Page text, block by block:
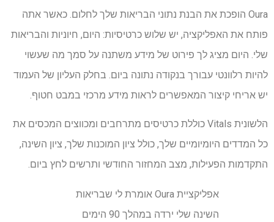
Oura הופכת את הבנת נתוני הבריאות שלך לחלום. כאשר אתה
פותח את האפליקציה, יש שלוש כרטיסיות: היום, חיוניות והבריאות
שלי. היום מציג לך פירוט של מידע משתנה על סמך מה שעשוי
להיות רלוונטי עבורך בנקודה נתונה ביום. בחלק העליון של העמוד
יש אריחי קיצור המאפשרים לראות מידע מרכזי במבט חטוף.
הלשונית Vitals כוללת כרטיסים מתרחבים ומכווצים המכסים את
כל המדדים היומיומיים שלך, כולל ציון המוכנות שלך, ציון השינה,
התקדמות הפעילות, מצב המחזור החודשי ותרשים לחץ ביום.
אפליקציית Oura אומרת לי שבריאות
השינה שלי ירדה במהלך 90 הימים